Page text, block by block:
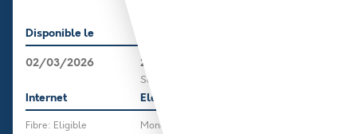
Disponible le
02/03/2026
20 place(s)
Sécurisé / Clos, PMR
Internet
Fibre: Eligible
Electricité
Monophasé